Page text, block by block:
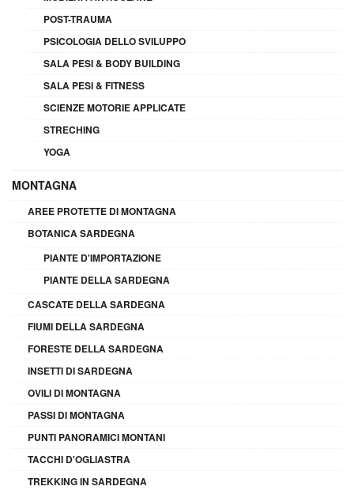
POST-TRAUMA
PSICOLOGIA DELLO SVILUPPO
SALA PESI & BODY BUILDING
SALA PESI & FITNESS
SCIENZE MOTORIE APPLICATE
STRECHING
YOGA
MONTAGNA
AREE PROTETTE DI MONTAGNA
BOTANICA SARDEGNA
PIANTE D'IMPORTAZIONE
PIANTE DELLA SARDEGNA
CASCATE DELLA SARDEGNA
FIUMI DELLA SARDEGNA
FORESTE DELLA SARDEGNA
INSETTI DI SARDEGNA
OVILI DI MONTAGNA
PASSI DI MONTAGNA
PUNTI PANORAMICI MONTANI
TACCHI D'OGLIASTRA
TREKKING IN SARDEGNA